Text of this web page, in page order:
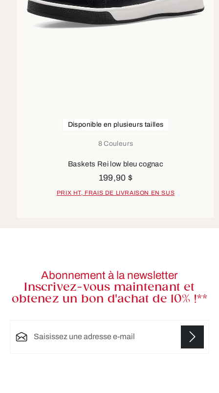
8 Couleurs
Disponible en plusieurs tailles
Baskets Rei low bleu cognac
199,90 $
PRIX HT, FRAIS DE LIVRAISON EN SUS
Abonnement à la newsletter
Inscrivez-vous maintenant et
obtenez un bon d'achat de 10% !**